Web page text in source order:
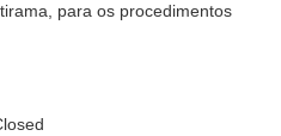
para os procedimentos